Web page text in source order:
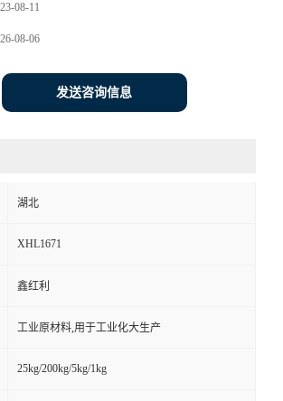
08-11
08-06
发送咨询信息
湖北
XHL1671
鑫红利
工业原材料,用于工业化大生产
25kg/200kg/5kg/1kg